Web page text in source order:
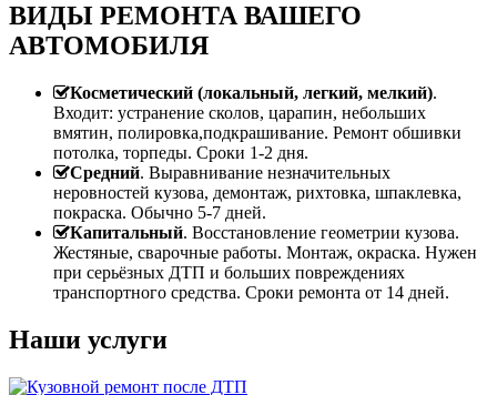
ВИДЫ РЕМОНТА ВАШЕГО
АВТОМОБИЛЯ
Косметический (локальный, легкий, мелкий).
Входит: устранение сколов, царапин, небольших
вмятин, полировка,подкрашивание. Ремонт обшивки
потолка, торпеды. Сроки 1-2 дня.
Средний. Выравнивание незначительных
неровностей кузова, демонтаж, рихтовка, шпаклевка,
покраска. Обычно 5-7 дней.
Капитальный. Восстановление геометрии кузова.
Жестяные, сварочные работы. Монтаж, окраска. Нужен
при серьёзных ДТП и больших повреждениях
транспортного средства. Сроки ремонта от 14 дней.
Наши услуги